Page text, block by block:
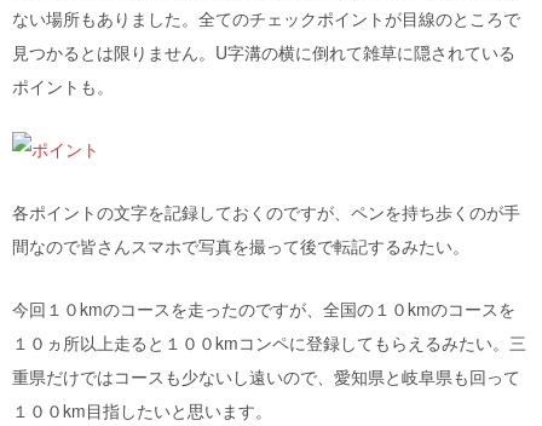
ない場所もありました。全てのチェックポイントが目線のところで
見つかるとは限りません。U字溝の横に倒れて雑草に隠されている
ポイントも。
各ポイントの文字を記録しておくのですが、ペンを持ち歩くのが手
間なので皆さんスマホで写真を撮って後で転記するみたい。
今回１０kmのコースを走ったのですが、全国の１０kmのコースを
１０ヵ所以上走ると１００kmコンペに登録してもらえるみたい。三
重県だけではコースも少ないし遠いので、愛知県と岐阜県も回って
１００km目指したいと思います。